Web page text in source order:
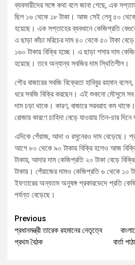
ব্যবসায়ীদের সঙ্গে কথা বলে জানা গেছে, এক
ছিল ১৬ থেকে ১৮ টাকা। আজ সেই লেবু ৫০ থেকে
হয়েছে। এক সপ্তাহের ব্যবধানে কেজিপ্রতি
এ ছাড়া কাঁচা মরিচের দাম ৪০ থেকে ৫০ টাকা
১৬০ টাকায় বিক্রি হচ্ছে। এ ছাড়া শসার দাম
হয়েছে। তবে অন্যান্য সবজির দাম স্থিতিশীল।
পৌর বাজারের সবজি বিক্রেতা হাবিবুর রহমান
ধরে সবজি বিক্রি করছেন। এই শুকনো মৌসুমে সব
দাম চড়া থাকে। কারণ, বাজারে সরবরাহ কম
রোজার কারণে চাহিদা বেড়ে যাওয়ায় তিন-চার
এদিকে পেঁয়াজ, আদা ও রসুনেরও দাম বেড়েছে।
আগে ৮০ থেকে ৯০ টাকায় বিক্রি হলেও আজ
টাকায়, আদার দাম কেজিপ্রতি ২০ টাকা বেড়ে
টাকায়। পেঁয়াজের দামও কেজিপ্রতি ৬ থেকে ১০
ইফতারের অন্যতম অনুষঙ্গ প্রকারভেদে প্রতি
পর্যন্ত বেড়েছে।
Previous
প্রধানমন্ত্রী তারেক রহমানের নেতৃত্বে
প্রথম বৈঠক
বার্তা